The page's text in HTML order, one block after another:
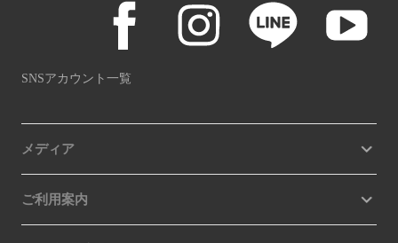
SNSアカウント一覧
メディア
ご利用案内